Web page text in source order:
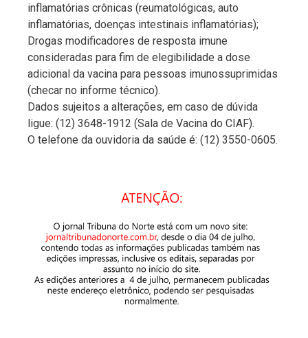
inflamatórias crônicas (reumatológicas, auto
inflamatórias, doenças intestinais inflamatórias);
Drogas modificadores de resposta imune
consideradas para fim de elegibilidade a dose
adicional da vacina para pessoas imunossuprimidas
(checar no informe técnico).
Dados sujeitos a alterações, em caso de dúvida
ligue: (12) 3648-1912 (Sala de Vacina do CIAF).
O telefone da ouvidoria da saúde é: (12) 3550-0605.